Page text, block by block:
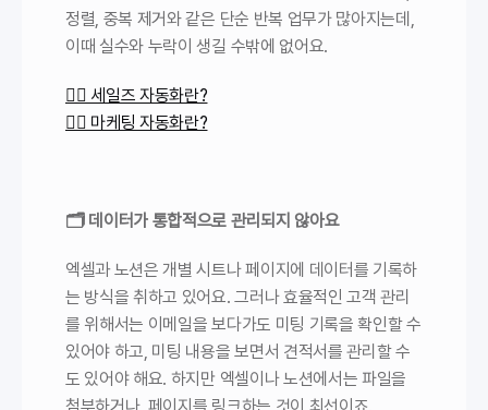
정렬, 중복 제거와 같은 단순 반복 업무가 많아지는데,
이때 실수와 누락이 생길 수밖에 없어요.
👉🏻 세일즈 자동화란?
👉🏻 마케팅 자동화란?
🗂️ 데이터가 통합적으로 관리되지 않아요
엑셀과 노션은 개별 시트나 페이지에 데이터를 기록하
는 방식을 취하고 있어요. 그러나 효율적인 고객 관리
를 위해서는 이메일을 보다가도 미팅 기록을 확인할 수
있어야 하고, 미팅 내용을 보면서 견적서를 관리할 수
도 있어야 해요. 하지만 엑셀이나 노션에서는 파일을